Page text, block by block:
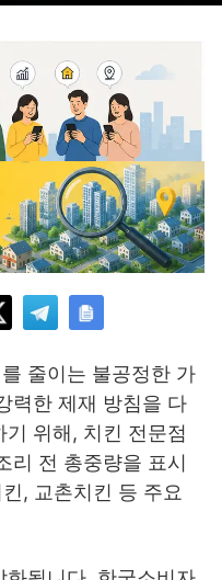
줄이는 불공정한 가
력한 제재 방침을 다
위해, 치킨 전문점
리 전 총중량을 표시
, 교촌치킨 등 주요